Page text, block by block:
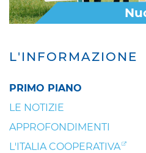
L'INFORMAZIONE
PRIMO PIANO
LE NOTIZIE
APPROFONDIMENTI
L'ITALIA COOPERATIVA